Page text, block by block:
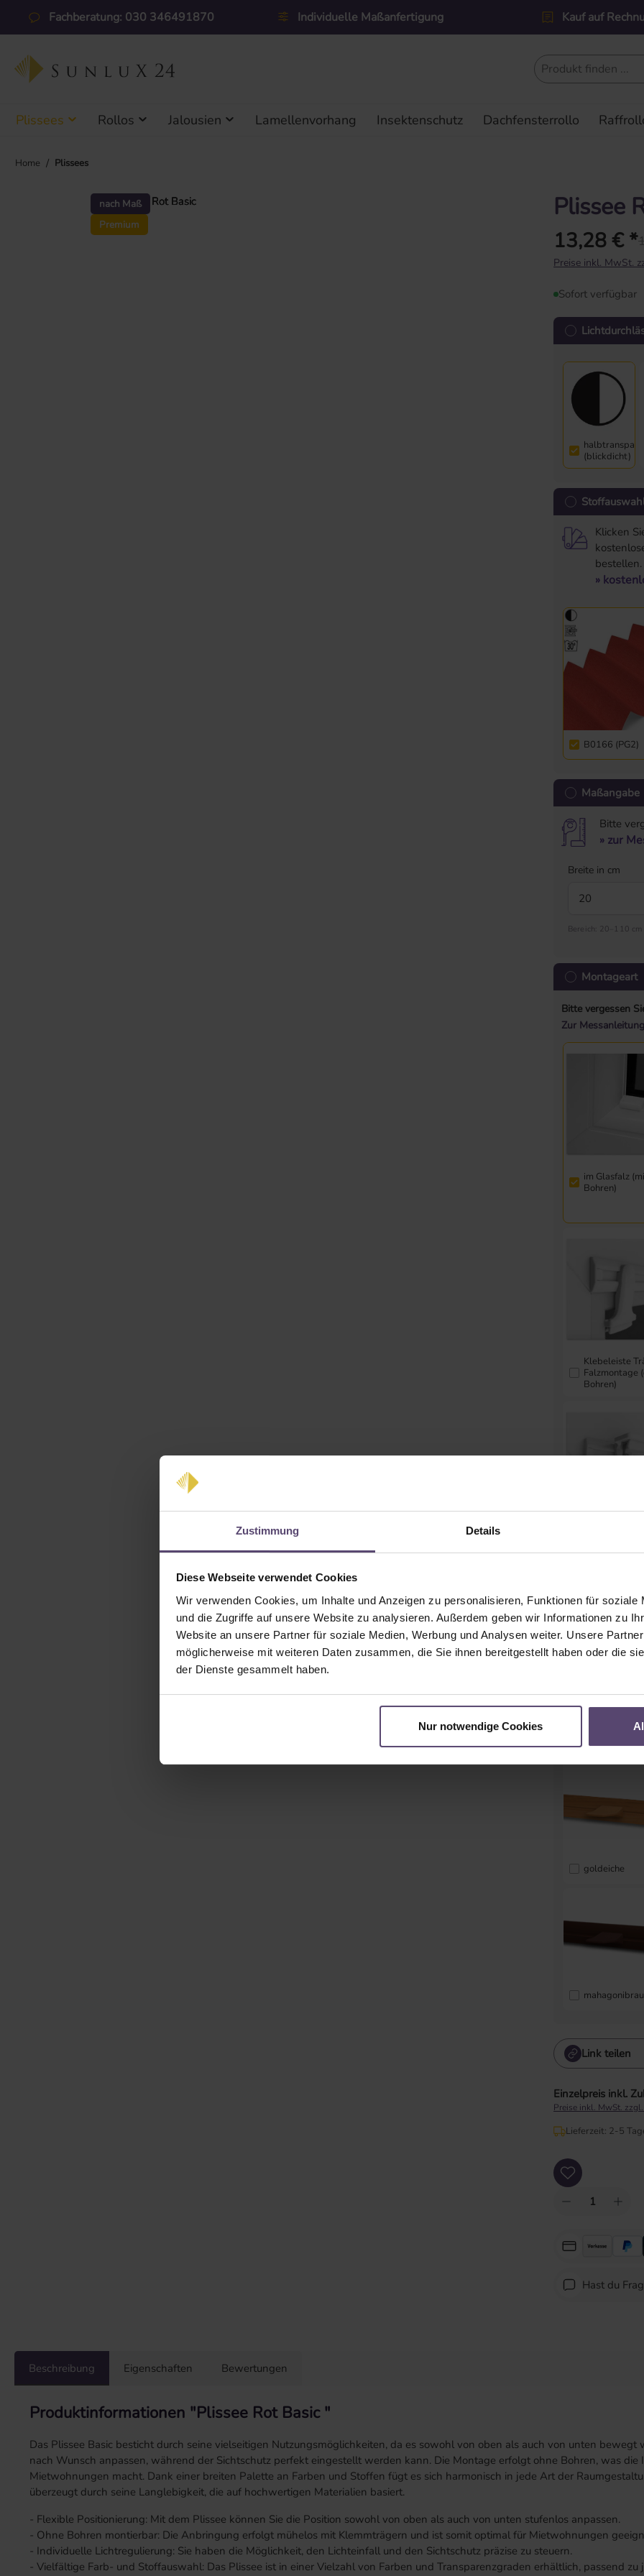
Zustimmung Details
Diese Webseite verwendet Cookies
Wir verwenden Cookies, um Inhalte und Anzeigen zu personalisieren, Funktionen für soziale
und die Zugriffe auf unsere Website zu analysieren. Außerdem geben wir Informationen zu
Website an unsere Partner für soziale Medien, Werbung und Analysen weiter. Unsere
möglicherweise mit weiteren Daten zusammen, die Sie ihnen bereitgestellt haben oder die
der Dienste gesammelt haben.
Nur notwendige Cookies
Hauptinhalt springen
Zur Suche springen
Zur Hauptnavigation springen
Fachberatung: 030 346491870 Individuelle Maßanfertigung Kauf auf
Plissees Rollos Jalousien Lamellenvorhang Insektenschutz Dachfensterrollo
Home / Plissees
nach Maß
Premium
Bildergalerie überspringen Plissee
Regulärer Preis:
13,28 € *
Preise inkl. MwSt.
Sofort verfügbar
(blickdicht)
Klicken
bestellen.
»
B0166 (PG2)
Maßangabe
Bitte
» zur
Breite in cm
Bereich: 20–110 cm
Montageart
Bitte vergessen
Zur Messanleitung
im Glasfalz
Bohren)
Klebeleiste
Falzmontage
Bohren)
Klebeleiste
weiß
goldeiche
Link teilen
Einzelpreis inkl.
Preise inkl. MwSt.
Lieferzeit: 2-5
Produkt Anzahl:
Hast du
Beschreibung Eigenschaften Bewertungen
Produktinformationen "Plissee Rot Basic "
Das Plissee Basic besticht durch seine vielseitigen Nutzungsmöglichkeiten, da es sowohl von oben als auch von unten
nach Wunsch anpassen, während der Sichtschutz perfekt eingestellt werden kann. Die Montage erfolgt ohne Bohren, was
Mietwohnungen macht. Dank einer breiten Palette an Farben und Stoffen fügt es sich harmonisch in jede Art der
überzeugt durch seine Langlebigkeit, die auf hochwertigen Materialien basiert.
- Flexible Positionierung: Mit dem Plissee können Sie die Position sowohl von oben als auch von unten stufenlos anpassen.
- Ohne Bohren montierbar: Die Anbringung erfolgt mühelos mit Klemmträgern und ist somit optimal für Mietwohnungen
- Individuelle Lichtregulierung: Sie haben die Möglichkeit, den Lichteinfall und den Sichtschutz präzise zu steuern.
- Vielfältige Farb- und Stoffauswahl: Das Plissee ist in einer Vielzahl von Farben und Transparenzgraden erhältlich, passend zu